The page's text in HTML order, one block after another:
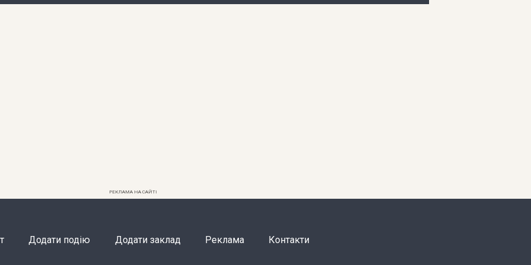
РЕКЛАМА НА САЙТІ
Додати подію Додати заклад Реклама Контакти